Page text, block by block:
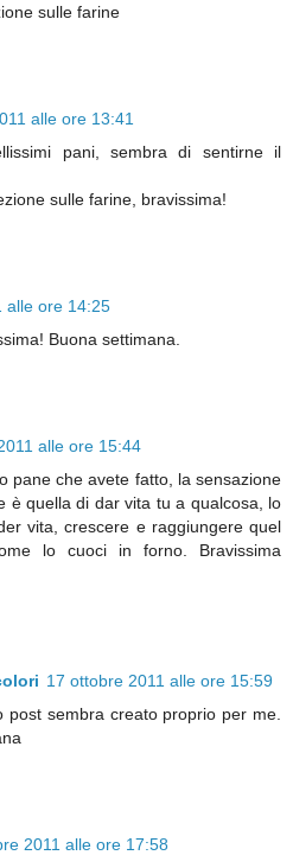
sulle farine
alle ore 13:41
pani, sembra di sentirne il
sulle farine, bravissima!
alle ore 14:25
Buona settimana.
alle ore 15:44
pane che avete fatto, la sensazione
è quella di dar vita tu a qualcosa, lo
vita, crescere e raggiungere quel
lo cuoci in forno. Bravissima
17 ottobre 2011 alle ore 15:59
post sembra creato proprio per me.
2011 alle ore 17:58